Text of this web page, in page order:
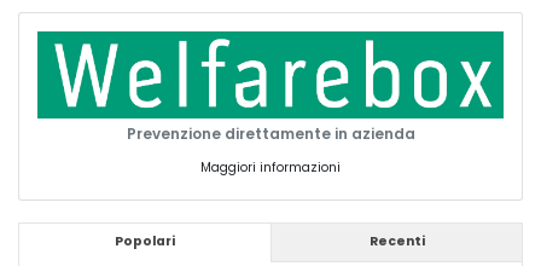
Prevenzione direttamente in azienda
Maggiori informazioni
Popolari Recenti